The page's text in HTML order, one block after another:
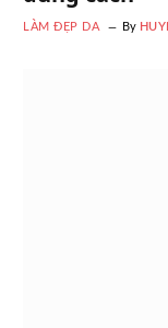
LÀM ĐẸP DA By